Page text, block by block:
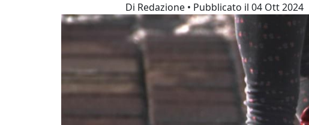
Di Redazione • Pubblicato il 04 Ott 2024